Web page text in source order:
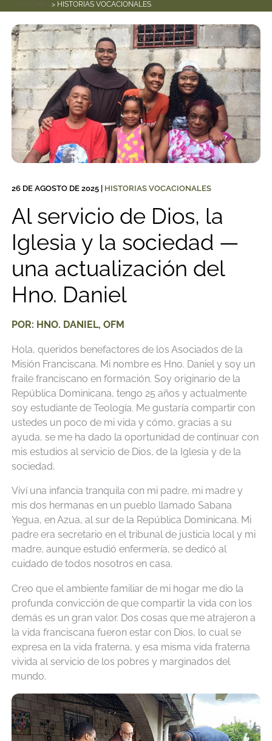
> HISTORIAS VOCACIONALES
26 DE AGOSTO DE 2025 HISTORIAS VOCACIONALES
Al servicio de Dios, la
Iglesia y la sociedad —
una actualización del
Hno. Daniel
POR: HNO. DANIEL, OFM
Hola, queridos benefactores de los Asociados de la
Misión Franciscana. Mi nombre es Hno. Daniel y soy un
fraile franciscano en formación. Soy originario de la
República Dominicana, tengo 25 años y actualmente
soy estudiante de Teología. Me gustaría compartir con
ustedes un poco de mi vida y cómo, gracias a su
ayuda, se me ha dado la oportunidad de continuar con
mis estudios al servicio de Dios, de la Iglesia y de la
sociedad.
Viví una infancia tranquila con mi padre, mi madre y
mis dos hermanas en un pueblo llamado Sabana
Yegua, en Azua, al sur de la República Dominicana. Mi
padre era secretario en el tribunal de justicia local y mi
madre, aunque estudió enfermería, se dedicó al
cuidado de todos nosotros en casa.
Creo que el ambiente familiar de mi hogar me dio la
profunda convicción de que compartir la vida con los
demás es un gran valor. Dos cosas que me atrajeron a
la vida franciscana fueron estar con Dios, lo cual se
expresa en la vida fraterna, y esa misma vida fraterna
vivida al servicio de los pobres y marginados del
mundo.